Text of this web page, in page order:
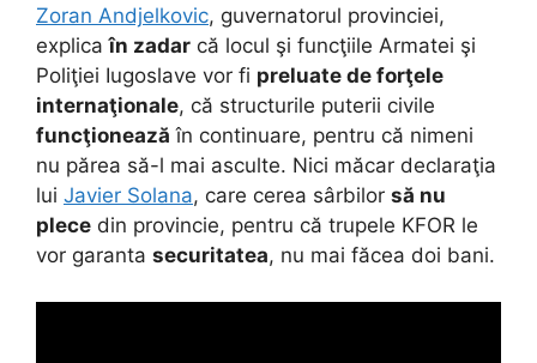
Zoran Andjelkovic, guvernatorul provinciei,
explicaîn zadar că locul şi funcţiile Armatei şi
Poliţiei Iugoslave vor fi preluate de forţele
internaţionale, că structurile puterii civile
funcţionează în continuare, pentru că nimeni
nu părea să-l mai asculte. Nici măcar declaraţia
lui Javier Solana, care cerea sârbilor să nu
plece din provincie, pentru că trupele KFOR le
vor garanta securitatea, nu mai făcea doi bani.